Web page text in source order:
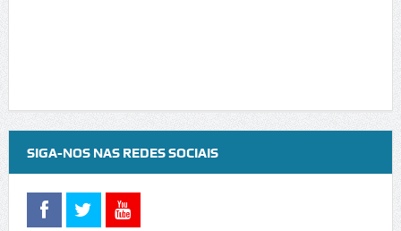
SIGA-NOS NAS REDES SOCIAIS